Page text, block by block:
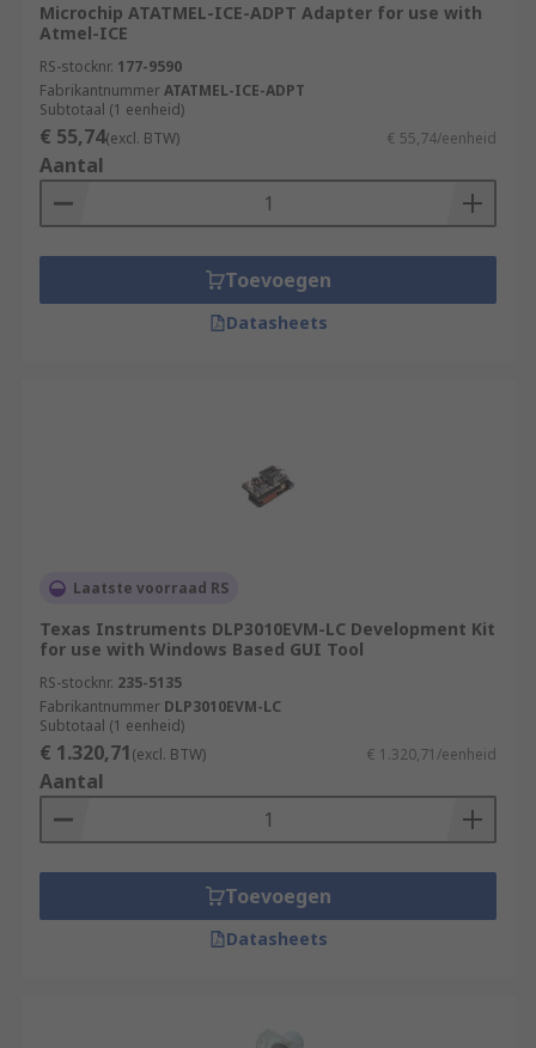
Microchip ATATMEL-ICE-ADPT Adapter for use with
Atmel-ICE
RS-stocknr. 177-9590
FabrikantnummerATATMEL-ICE-ADPT
Subtotaal (1 eenheid)
€ 55,74(excl. BTW) € 55,74/eenheid
Aantal
Toevoegen
Datasheets
Laatste voorraad RS
Texas Instruments DLP3010EVM-LC Development Kit
for use with Windows Based GUI Tool
RS-stocknr. 235-5135
Fabrikantnummer DLP3010EVM-LC
Subtotaal (1 eenheid)
€ 1.320,71(excl. BTW) € 1.320,71/eenheid
Aantal
Toevoegen
Datasheets